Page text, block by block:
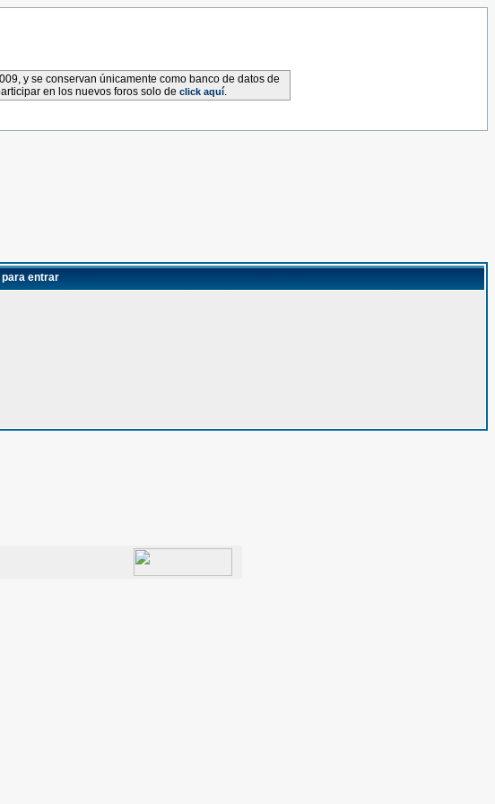
y se conservan únicamente como banco de datos de
en los nuevos foros solo de click aquí.
entrar